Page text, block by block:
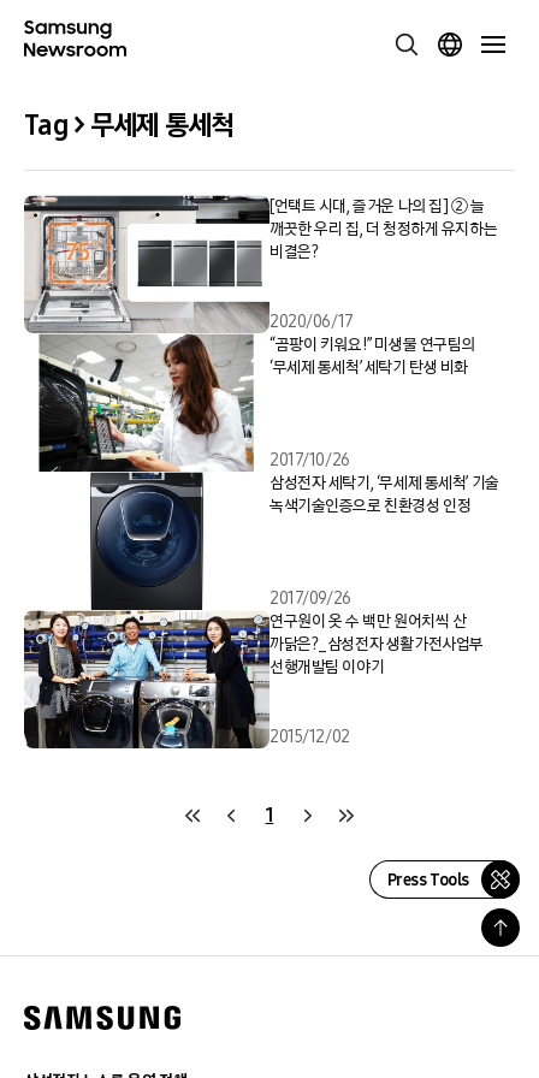
Tag > 무세제 통세척
[언택트 시대, 즐거운 나의 집] ② 늘
깨끗한 우리 집, 더 청정하게 유지하는
비결은?
2020/06/17
“곰팡이 키워요!” 미생물 연구팀의
‘무세제 통세척’ 세탁기 탄생 비화
2017/10/26
삼성전자 세탁기, ‘무세제 통세척’ 기술
녹색기술인증으로 친환경성 인정
2017/09/26
연구원이 옷 수 백만 원어치씩 산
까닭은?_삼성전자 생활가전사업부
선행개발팀 이야기
2015/12/02
1
Press Tools